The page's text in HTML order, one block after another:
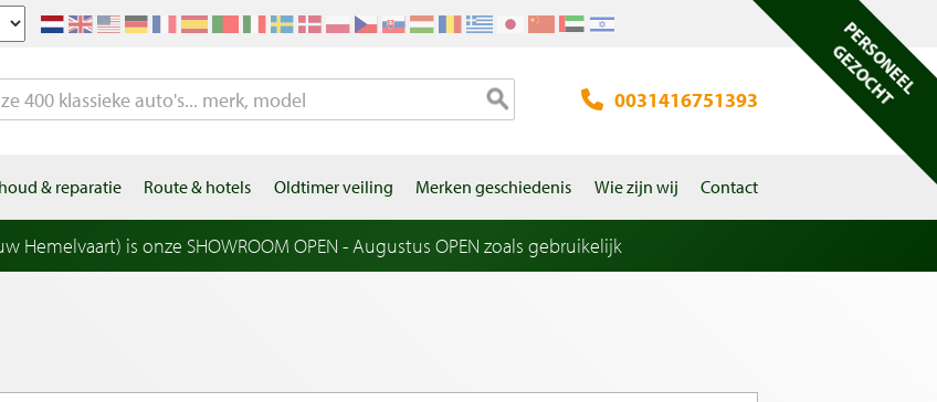
0031416751393
& reparatie Route & hotels Oldtimer veiling Merken geschiedenis Wie zijn wij Contact
Hemelvaart) is onze SHOWROOM OPEN - Augustus OPEN zoals gebruikelijk
PERSONEEL
GEZOCHT